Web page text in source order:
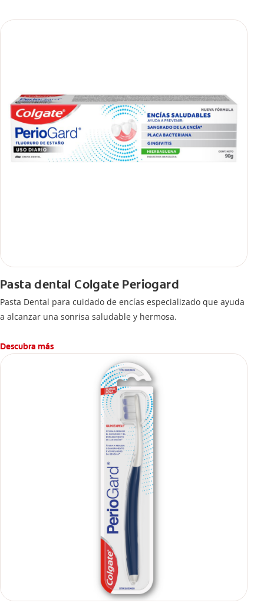
Pasta dental Colgate Periogard
Pasta Dental para cuidado de encías especializado que ayuda
a alcanzar una sonrisa saludable y hermosa.
Descubra más